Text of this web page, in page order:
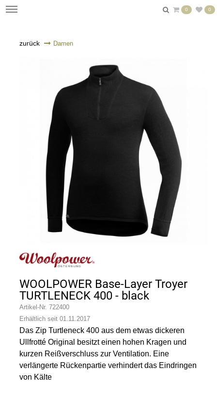
0 0
zurück Damen
WOOLPOWER Base-Layer Troyer
TURTLENECK 400 - black
Artikel-Nr. 722400
Erhältlich seit 01.11.2017
Das Zip Turtleneck 400 aus dem etwas dickeren
Ullfrotté Original besitzt einen hohen Kragen und
kurzen Reißverschluss zur Ventilation. Eine
verlängerte Rückenpartie verhindert das Eindringen
von Kälte